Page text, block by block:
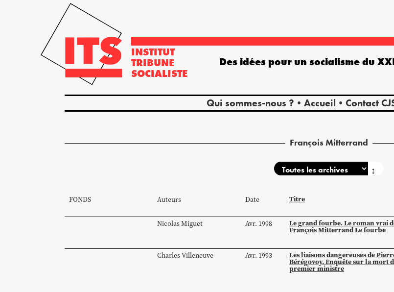
INSTITUT
TRIBUNE
SOCIALISTE
Qui sommes-nous ? Accueil Contact
Des idées pour un socialisme du
François Mitterrand
↕
FONDS Auteurs Date Titre
NicolasMiguet Avr. 1998 Le grand fourbe. Le roman vrai
François Mitterrand Le fourbe
CharlesVilleneuve Avr. 1993 Les liaisons dangereuses de
Bérégovoy. Enquête sur la mort
premier ministre